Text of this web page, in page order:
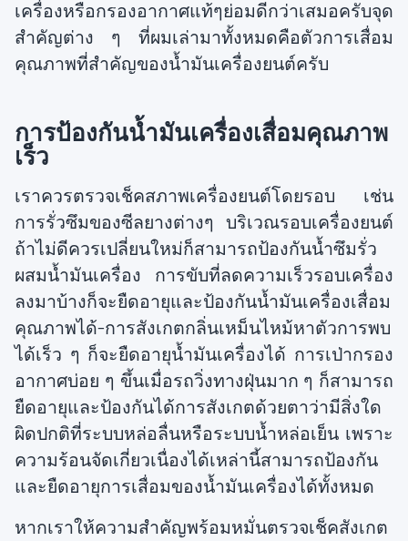
เครื่องหรือกรองอากาศแท้ๆย่อมดีกว่าเสมอครับจุด
สำคัญต่าง ๆ ที่ผมเล่ามาทั้งหมดคือตัวการเสื่อม
คุณภาพที่สำคัญของน้ำมันเครื่องยนต์ครับ
การป้องกันน้ำมันเครื่องเสื่อมคุณภาพ
เร็ว
เราควรตรวจเช็คสภาพเครื่องยนต์โดยรอบ เช่น
การรั่วซึมของซีลยางต่างๆ บริเวณรอบเครื่องยนต์
ถ้าไม่ดีควรเปลี่ยนใหม่ก็สามารถป้องกันน้ำซึมรั่ว
ผสมน้ำมันเครื่อง การขับที่ลดความเร็วรอบเครื่อง
ลงมาบ้างก็จะยืดอายุและป้องกันน้ำมันเครื่องเสื่อม
คุณภาพได้-การสังเกตกลิ่นเหม็นไหม้หาตัวการพบ
ได้เร็ว ๆ ก็จะยืดอายุน้ำมันเครื่องได้ การเป่ากรอง
อากาศบ่อย ๆ ขึ้นเมื่อรถวิ่งทางฝุ่นมาก ๆ ก็สามารถ
ยืดอายุและป้องกันได้การสังเกตด้วยตาว่ามีสิ่งใด
ผิดปกติที่ระบบหล่อลื่นหรือระบบน้ำหล่อเย็น เพราะ
ความร้อนจัดเกี่ยวเนื่องได้เหล่านี้สามารถป้องกัน
และยืดอายุการเสื่อมของน้ำมันเครื่องได้ทั้งหมด
หากเราให้ความสำคัญพร้อมหมั่นตรวจเช็คสังเกต